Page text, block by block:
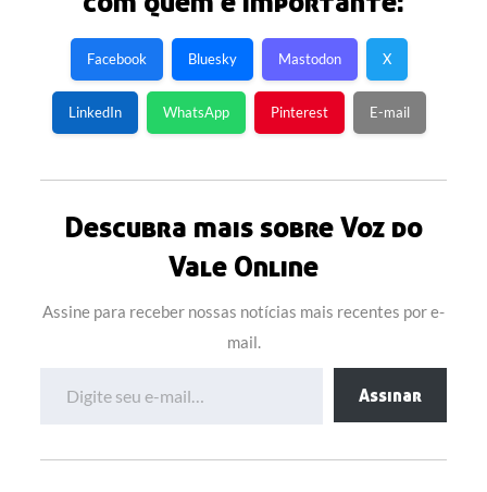
Facebook Bluesky Mastodon X
LinkedIn WhatsApp Pinterest E-mail
Descubra mais sobre Voz do
Vale Online
Assine para receber nossas notícias mais recentes por e-
mail.
Assinar